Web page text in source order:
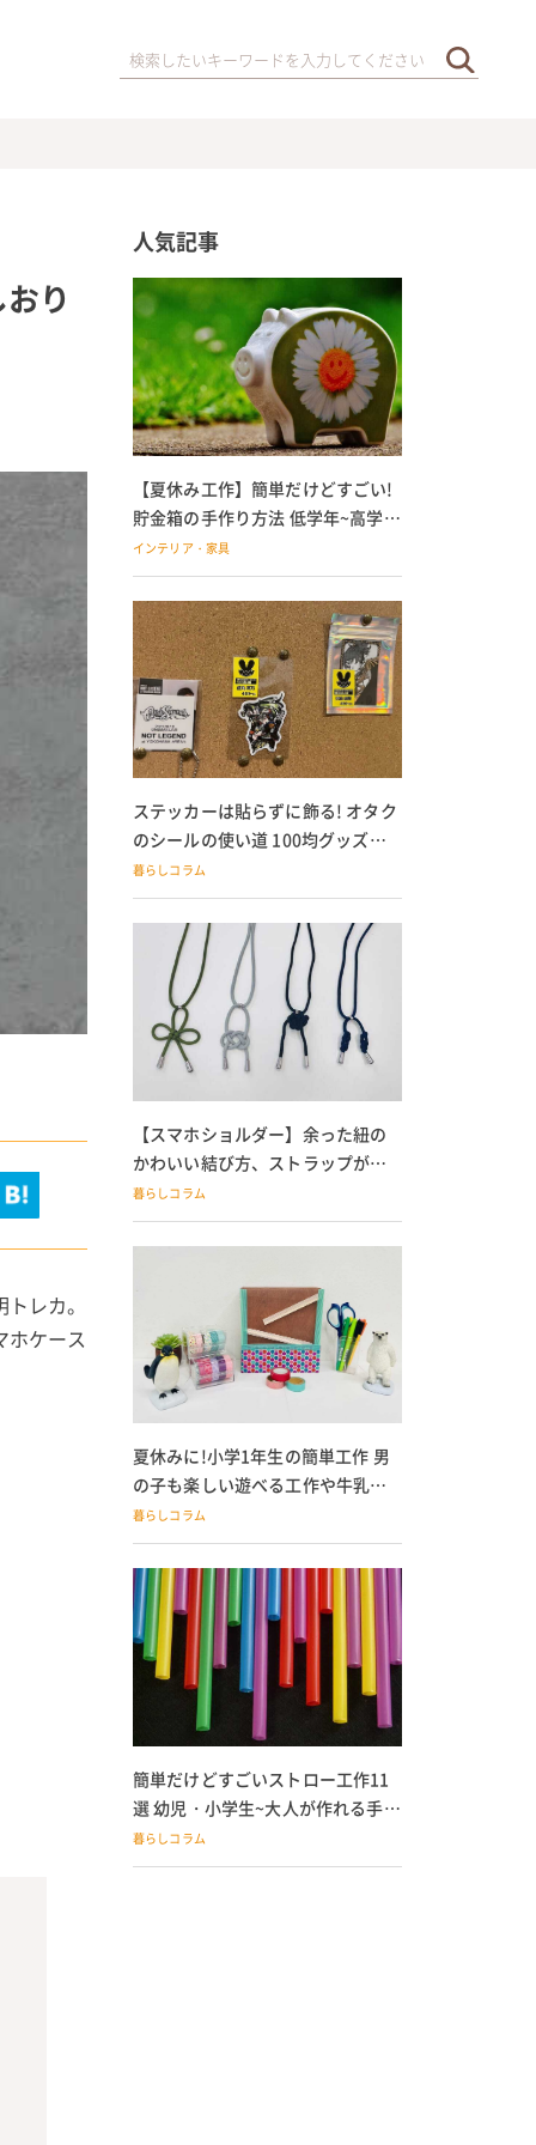
り
レカ。
ホケース
人気記事
【夏休み工作】簡単だけどすごい!
貯金箱の手作り方法 低学年~高学年
の子どもにも
インテリア・家具
ステッカーは貼らずに飾る! オタク
のシールの使い道 100均グッズで
の飾り方も
暮らしコラム
【スマホショルダー】余った紐の
かわいい結び方、ストラップが落
ちる人必見
暮らしコラム
夏休みに!小学1年生の簡単工作 男
の子も楽しい遊べる工作や牛乳パ
ック貯金箱も
暮らしコラム
簡単だけどすごいストロー工作11
選 幼児・小学生~大人が作れる手作
りおもちゃ
暮らしコラム